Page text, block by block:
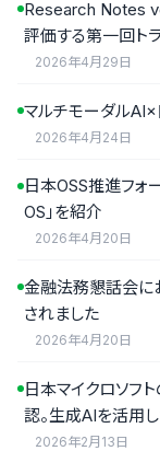
Research Notes
評価する第一回ト
2026年4月29日
マルチモーダル
2026年4月24日
日本OSS推進フォ
OS」を紹介
2026年4月20日
金融法務懇話会に
されました
2026年4月20日
日本マイクロソフ
認。生成AIを活用
2026年2月13日